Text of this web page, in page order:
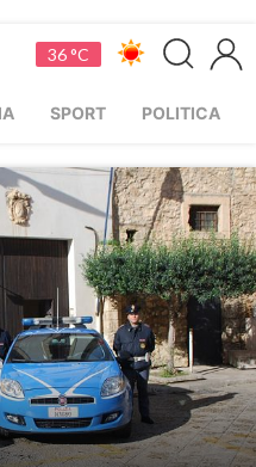
36 °C
SPORT POLITICA